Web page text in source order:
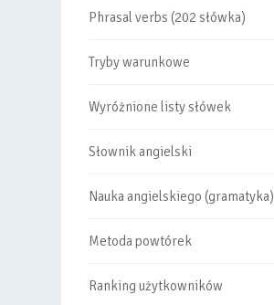
Phrasal verbs (202 słówka)
Tryby warunkowe
Wyróżnione listy słówek
Słownik angielski
Nauka angielskiego (gramatyka)
Metoda powtórek
Ranking użytkowników